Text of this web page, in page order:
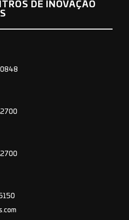
DE INOVAÇÃO
0848
2700
2700